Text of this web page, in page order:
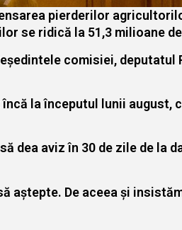
pierderilor
se ridică la 51,3 milioane
comisiei, deputatul
la începutul lunii august,
dea aviz în 30 de zile de la
aștepte. De aceea și